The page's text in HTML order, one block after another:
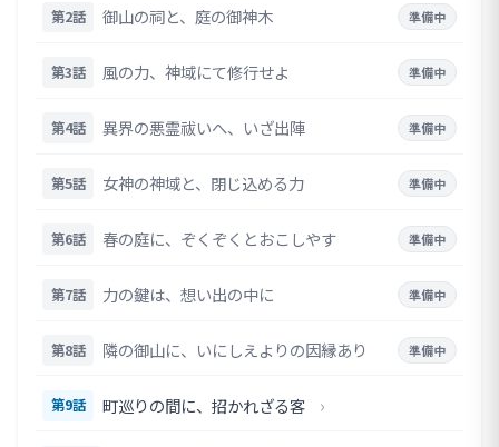
第2話 御山の祠と、庭の御神木 準備中
第3話 風の力、神域にて修行せよ 準備中
第4話 異界の悪霊祓いへ、いざ出陣 準備中
第5話 女神の神域と、閉じ込める力 準備中
第6話 春の庭に、ぞくぞくとおこしやす 準備中
第7話 力の鍵は、想い出の中に 準備中
第8話 隣の御山に、いにしえよりの因縁あり 準備中
第9話 町巡りの間に、招かれざる客 ›